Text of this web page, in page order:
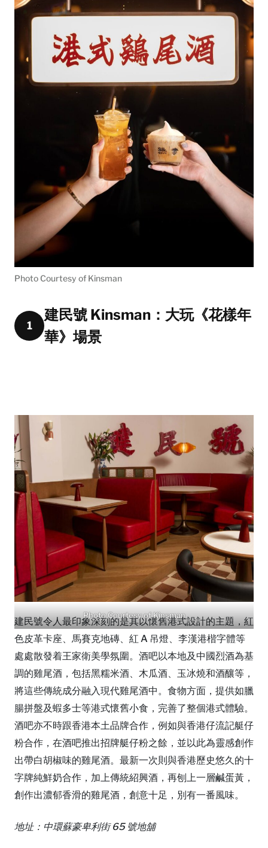
Photo Courtesy of Kinsman
1
建民號 Kinsman：大玩《花樣年
華》場景
Photo Courtesy of Kinsman
建民號令人最印象深刻的是其以懷舊港式設計的主題，紅
色皮革卡座、馬賽克地磚、紅 A 吊燈、李漢港楷字體等
處處散發着王家衛美學氛圍。酒吧以本地及中國烈酒為基
調的雞尾酒，包括黑糯米酒、木瓜酒、玉冰燒和酒釀等，
將這些傳統成分融入現代雞尾酒中。食物方面，提供如臘
腸拼盤及蝦多士等港式懷舊小食，完善了整個港式體驗。
酒吧亦不時跟香港本土品牌合作，例如與香港仔流記艇仔
粉合作，在酒吧推出招牌艇仔粉之餘，並以此為靈感創作
出帶白胡椒味的雞尾酒。最新一次則與香港歷史悠久的十
字牌純鮮奶合作，加上傳統紹興酒，再刨上一層鹹蛋黃，
創作出濃郁香滑的雞尾酒，創意十足，別有一番風味。
地址：中環蘇豪卑利街 65 號地舖